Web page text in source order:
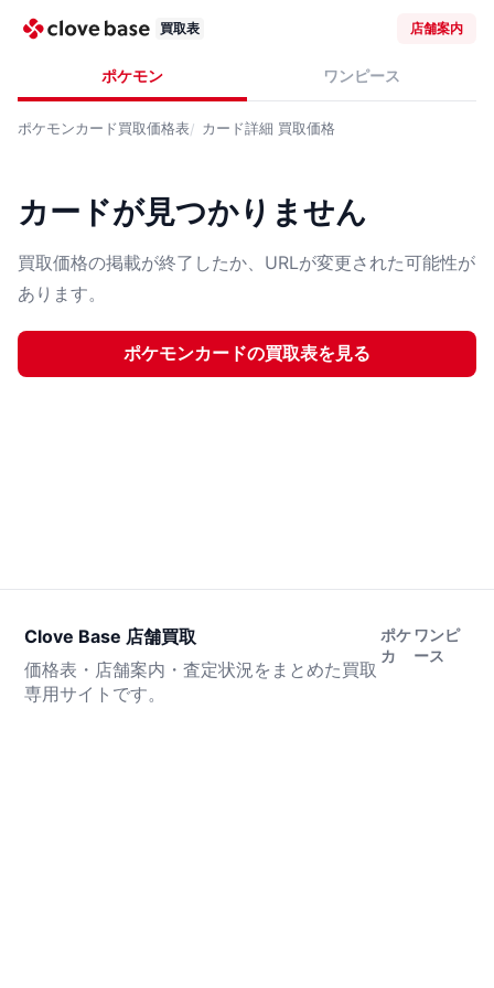
買取表 店舗案内
ポケモン ワンピース
ポケモンカード買取価格表 カード詳細 買取価格
カードが見つかりません
買取価格の掲載が終了したか、URLが変更された可能性が
あります。
ポケモンカードの買取表を見る
Clove Base 店舗買取
価格表・店舗案内・査定状況をまとめた買取
専用サイトです。
ポケ
カ
ワンピ
ース